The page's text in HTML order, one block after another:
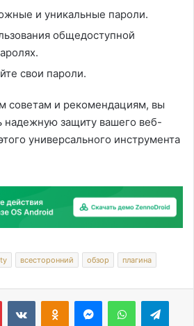
и уникальные пароли.
общедоступной
свои пароли.
советам и рекомендациям, вы
надежную защиту вашего веб-
универсального инструмента
всесторонний обзор плагина